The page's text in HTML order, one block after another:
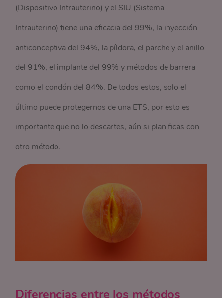
(Dispositivo Intrauterino) y el SIU (Sistema
Intrauterino) tiene una eficacia del 99%, la inyección
anticonceptiva del 94%, la píldora, el parche y el anillo
del 91%, el implante del 99% y métodos de barrera
como el condón del 84%. De todos estos, solo el
último puede protegernos de una ETS, por esto es
importante que no lo descartes, aún si planificas con
otro método.
Diferencias entre los métodos